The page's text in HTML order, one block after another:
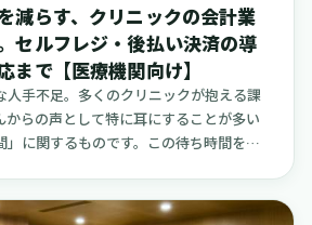
リニックの例は、応募を検討している
心材料となるでしょう。小さな一文で
らの公式なメッセージとしてウェブサ
いるかどうか。ここが、子育て中の看護
どうかの、一つの分かれ目になるのかも
減らす、クリニックの会計業
セルフレジ・後払い決済の導
まで【医療機関向け】
人手不足。多くのクリニックが抱える課
からの声として特に耳にすることが多い
」に関するものです。この待ち時間を少
／自動精算機」の導入を検討されるクリ